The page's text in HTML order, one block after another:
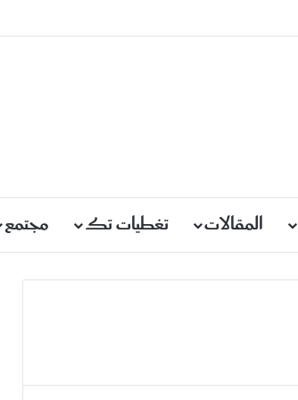
المقالات تغطيات تك مجتمع